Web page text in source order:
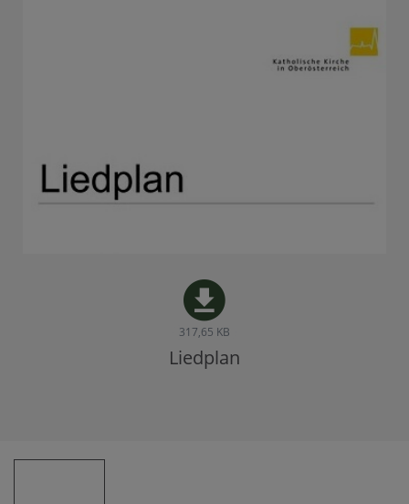
317,65 KB
Liedplan